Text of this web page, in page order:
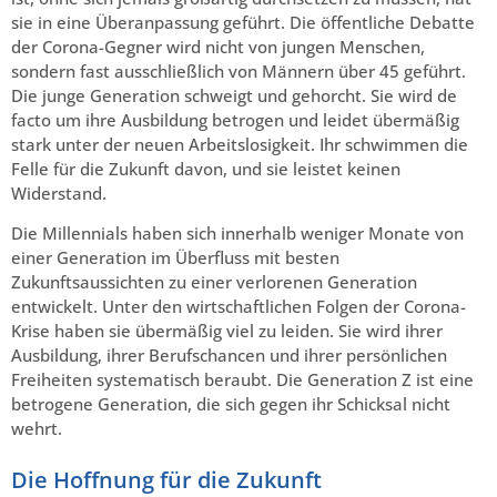
sie in eine Überanpassung geführt. Die öffentliche Debatte
der Corona-Gegner wird nicht von jungen Menschen,
sondern fast ausschließlich von Männern über 45 geführt.
Die junge Generation schweigt und gehorcht. Sie wird de
facto um ihre Ausbildung betrogen und leidet übermäßig
stark unter der neuen Arbeitslosigkeit. Ihr schwimmen die
Felle für die Zukunft davon, und sie leistet keinen
Widerstand.
Die Millennials haben sich innerhalb weniger Monate von
einer Generation im Überfluss mit besten
Zukunftsaussichten zu einer verlorenen Generation
entwickelt. Unter den wirtschaftlichen Folgen der Corona-
Krise haben sie übermäßig viel zu leiden. Sie wird ihrer
Ausbildung, ihrer Berufschancen und ihrer persönlichen
Freiheiten systematisch beraubt. Die Generation Z ist eine
betrogene Generation, die sich gegen ihr Schicksal nicht
wehrt.
Die Hoffnung für die Zukunft